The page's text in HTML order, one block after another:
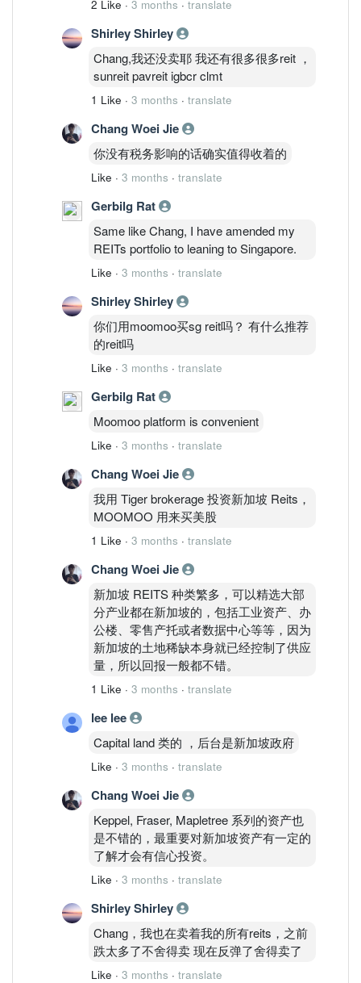
2 Like · 3 months · translate
Shirley Shirley
Chang,我还没卖耶 我还有很多很多reit ，
sunreit pavreit igbcr clmt
1 Like · 3 months · translate
Chang Woei Jie
你没有税务影响的话确实值得收着的
Like · 3 months · translate
Gerbilg Rat
Same like Chang, I have amended my
REITs portfolio to leaning to Singapore.
Like · 3 months · translate
Shirley Shirley
你们用moomoo买sg reit吗？ 有什么推荐
的reit吗
Like · 3 months · translate
Gerbilg Rat
Moomoo platform is convenient
Like · 3 months · translate
Chang Woei Jie
我用 Tiger brokerage 投资新加坡 Reits，
MOOMOO 用来买美股
1 Like · 3 months · translate
Chang Woei Jie
新加坡 REITS 种类繁多，可以精选大部
分产业都在新加坡的，包括工业资产、办
公楼、零售产托或者数据中心等等，因为
新加坡的土地稀缺本身就已经控制了供应
量，所以回报一般都不错。
1 Like · 3 months · translate
lee lee
Capital land 类的 ，后台是新加坡政府
Like · 3 months · translate
Chang Woei Jie
Keppel, Fraser, Mapletree 系列的资产也
是不错的，最重要对新加坡资产有一定的
了解才会有信心投资。
Like · 3 months · translate
Shirley Shirley
Chang，我也在卖着我的所有reits，之前
跌太多了不舍得卖 现在反弹了舍得卖了
Like · 3 months · translate